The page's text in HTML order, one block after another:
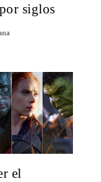
siglos
el